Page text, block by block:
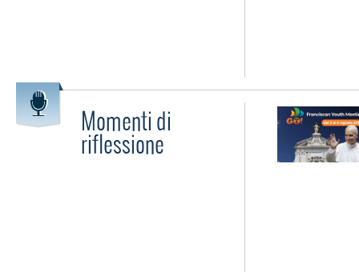
Momenti di
riflessione